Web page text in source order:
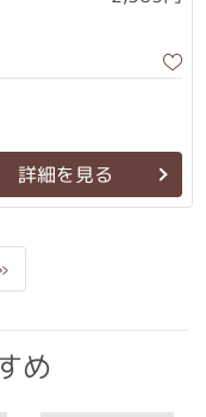
詳細を見る
め